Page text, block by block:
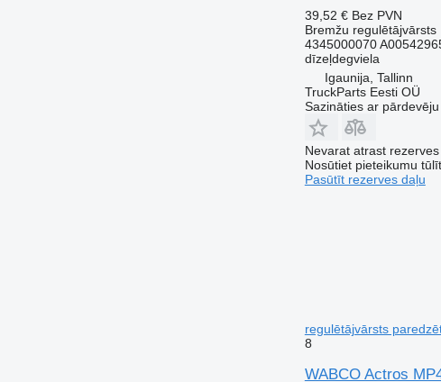
39,52 € Bez PVN
Bremžu regulētājvārsts
4345000070
dīzeļdegviela
Igaunija, Tallinn
TruckParts Eesti OÜ
Sazināties ar pārdevēju
Nevarat atrast
Nosūtiet pieteikumu
Pasūtīt rezerves daļu
regulētājvārsts
8
WABCO Actros